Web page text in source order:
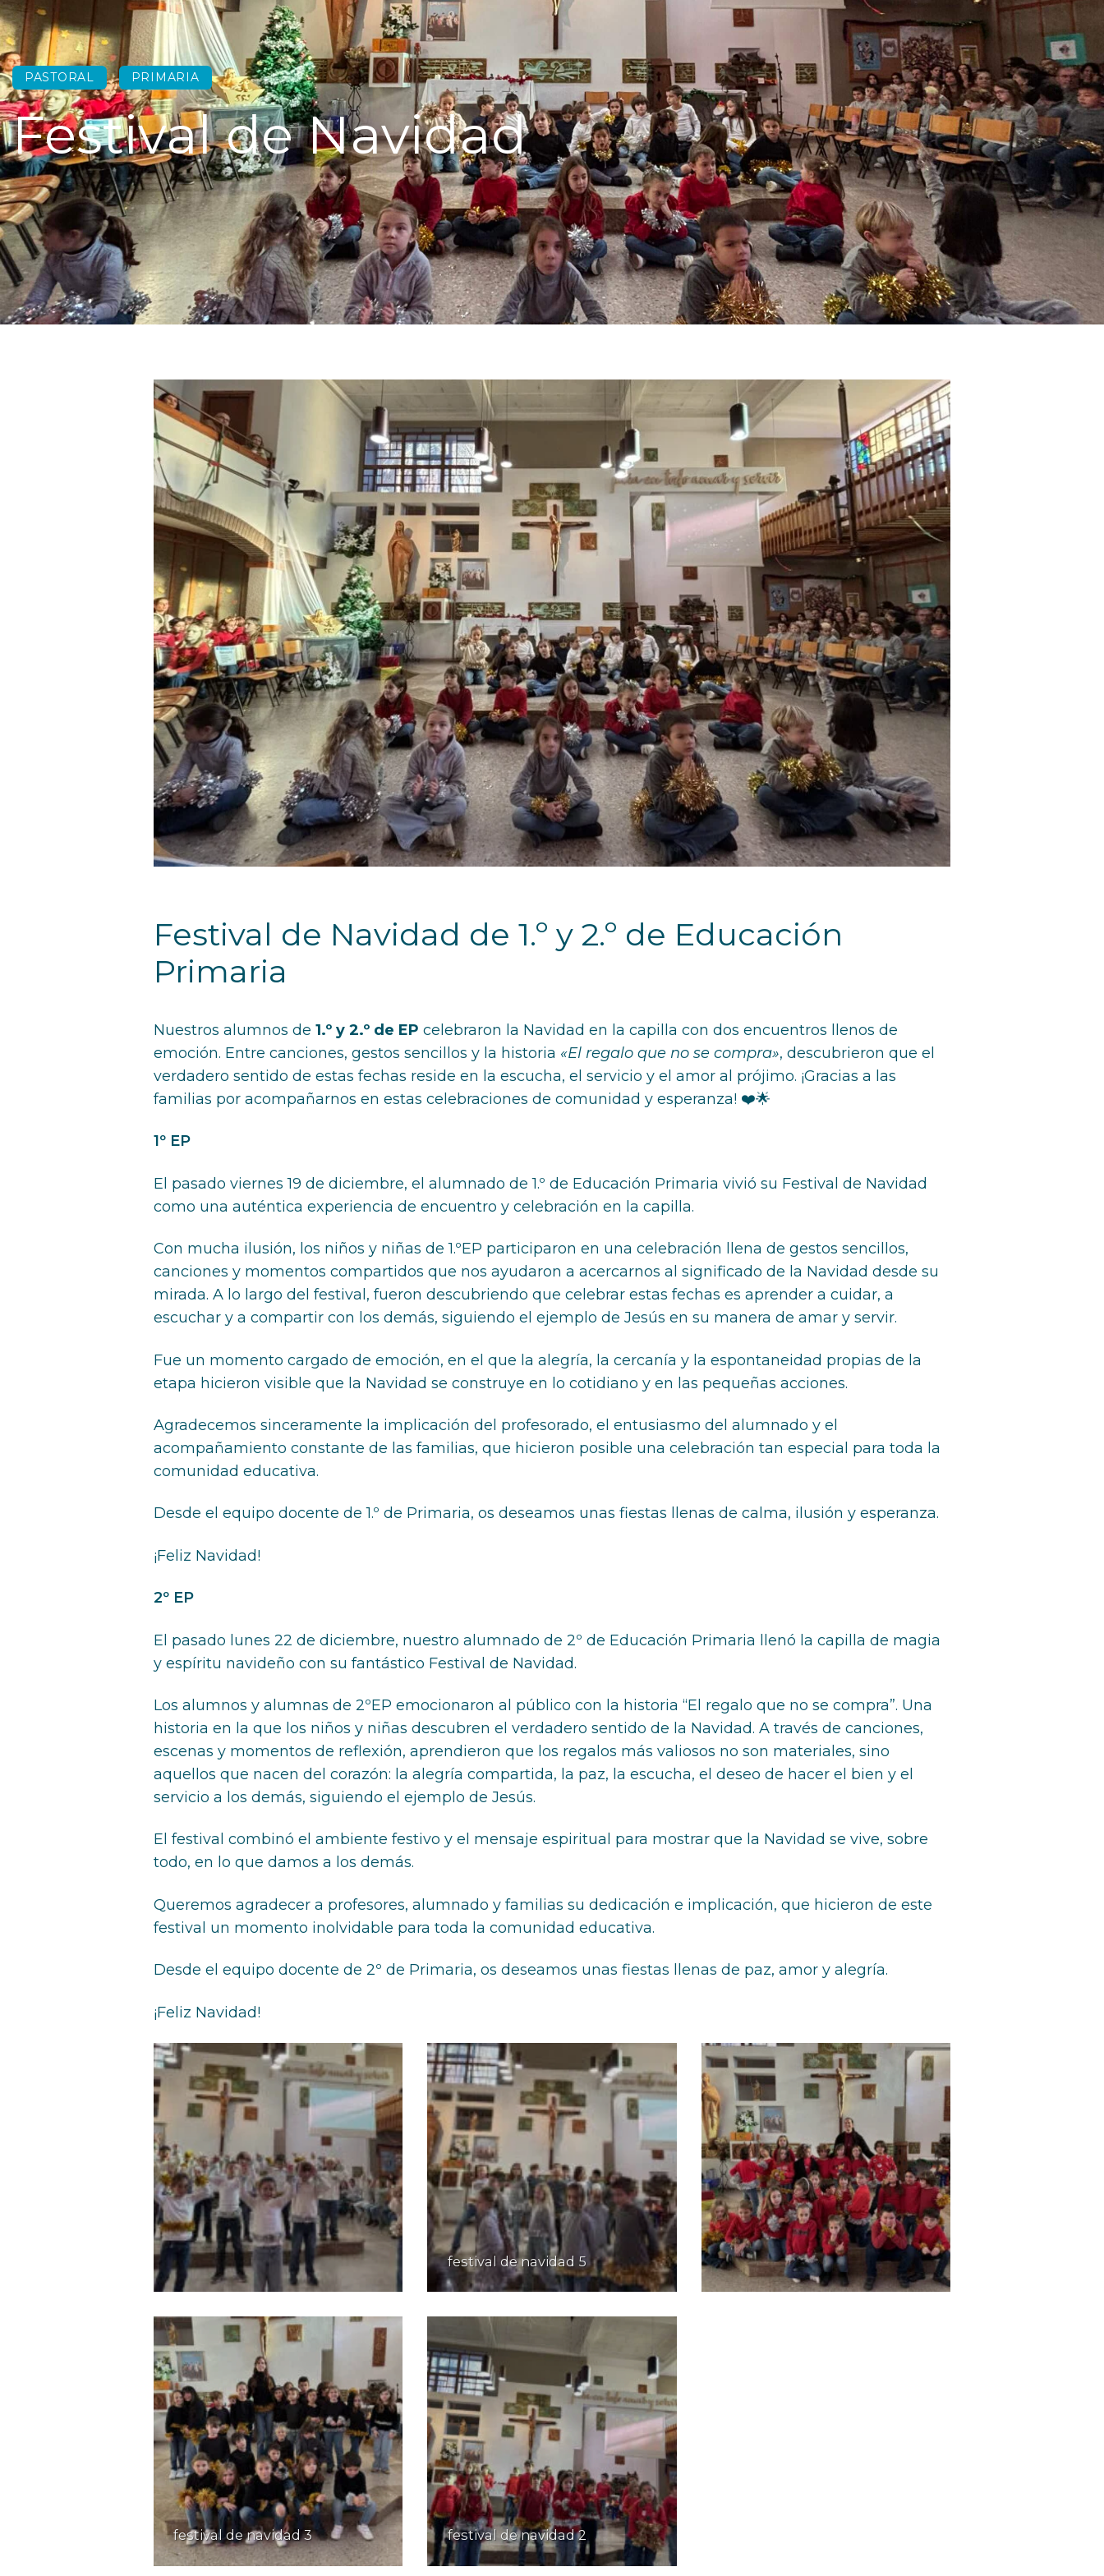
PASTORAL PRIMARIA
Festival de Navidad
Festival de Navidad de 1.º y 2.º de Educación
Primaria
Nuestros alumnos de 1.º y 2.º de EP celebraron la Navidad en la capilla con dos encuentros llenos de
emoción. Entre canciones, gestos sencillos y la historia «El regalo que no se compra», descubrieron que el
verdadero sentido de estas fechas reside en la escucha, el servicio y el amor al prójimo. ¡Gracias a las
familias por acompañarnos en estas celebraciones de comunidad y esperanza! ❤️🌟
1º EP
El pasado viernes 19 de diciembre, el alumnado de 1.º de Educación Primaria vivió su Festival de Navidad
como una auténtica experiencia de encuentro y celebración en la capilla.
Con mucha ilusión, los niños y niñas de 1.ºEP participaron en una celebración llena de gestos sencillos,
canciones y momentos compartidos que nos ayudaron a acercarnos al significado de la Navidad desde su
mirada. A lo largo del festival, fueron descubriendo que celebrar estas fechas es aprender a cuidar, a
escuchar y a compartir con los demás, siguiendo el ejemplo de Jesús en su manera de amar y servir.
Fue un momento cargado de emoción, en el que la alegría, la cercanía y la espontaneidad propias de la
etapa hicieron visible que la Navidad se construye en lo cotidiano y en las pequeñas acciones.
Agradecemos sinceramente la implicación del profesorado, el entusiasmo del alumnado y el
acompañamiento constante de las familias, que hicieron posible una celebración tan especial para toda la
comunidad educativa.
Desde el equipo docente de 1.º de Primaria, os deseamos unas fiestas llenas de calma, ilusión y esperanza.
¡Feliz Navidad!
2º EP
El pasado lunes 22 de diciembre, nuestro alumnado de 2º de Educación Primaria llenó la capilla de magia
y espíritu navideño con su fantástico Festival de Navidad.
Los alumnos y alumnas de 2ºEP emocionaron al público con la historia “El regalo que no se compra”. Una
historia en la que los niños y niñas descubren el verdadero sentido de la Navidad. A través de canciones,
escenas y momentos de reflexión, aprendieron que los regalos más valiosos no son materiales, sino
aquellos que nacen del corazón: la alegría compartida, la paz, la escucha, el deseo de hacer el bien y el
servicio a los demás, siguiendo el ejemplo de Jesús.
El festival combinó el ambiente festivo y el mensaje espiritual para mostrar que la Navidad se vive, sobre
todo, en lo que damos a los demás.
Queremos agradecer a profesores, alumnado y familias su dedicación e implicación, que hicieron de este
festival un momento inolvidable para toda la comunidad educativa.
Desde el equipo docente de 2º de Primaria, os deseamos unas fiestas llenas de paz, amor y alegría.
¡Feliz Navidad!
festival de navidad 5
festival de navidad 3 festival de navidad 2